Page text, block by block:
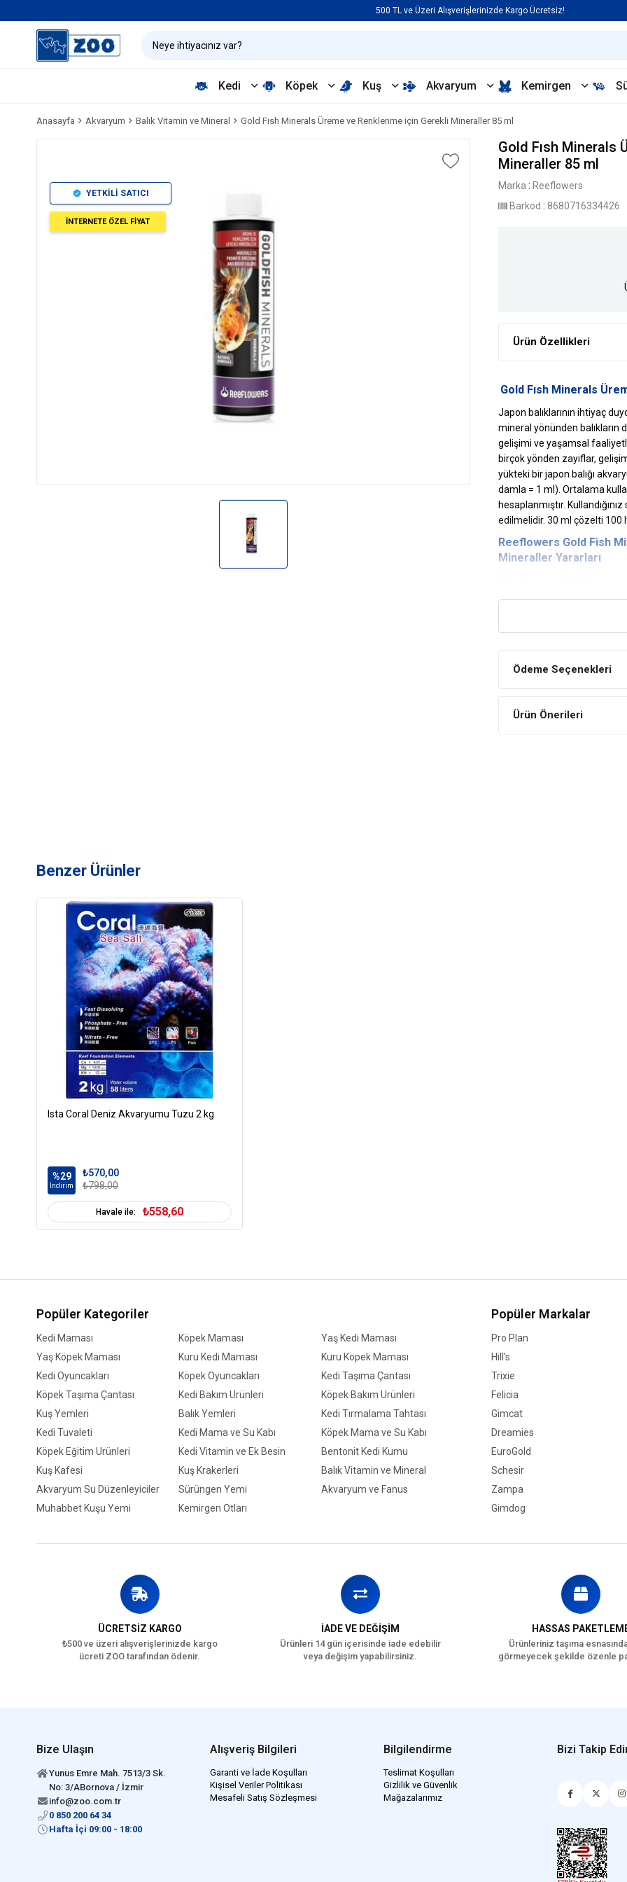
500 TL ve Üzeri Alışverişlerinizde Kargo Ücretsiz!
Kedi Köpek Kuş Akvaryum Kemirgen
Anasayfa Akvaryum Balık Vitamin ve Mineral Gold Fısh Minerals Üreme ve Renklenme için Gerekli Mineraller 85 ml
YETKİLİ SATICI
İNTERNETE ÖZEL FİYAT
Gold Fısh Minerals
Mineraller 85 ml
Marka : Reeflowers
Barkod : 8680716334426
Ürün Özellikleri
Gold Fısh Minerals
Japon balıklarının ihtiyaç
mineral yönünden balıkların
gelişimi ve yaşamsal
birçok yönden zayıflar,
yükteki bir japon balığı
damla = 1 ml). Ortalama
hesaplanmıştır.
edilmelidir. 30 ml çözelti 100
Reeflowers Gold Fish
Mineraller Yararları
Doğal yaşam ortamının
renklerinin daha canlı
Gerekilen miktarda verildiği
Ödeme Seçenekleri
Ürün Önerileri
Benzer Ürünler
Ista Coral Deniz Akvaryumu Tuzu 2 kg
%29
İndirim
₺570,00
₺798,00
Havale ile: ₺558,60
Popüler Kategoriler
Kedi Maması Köpek Maması
Yaş Kedi Maması
Yaş Köpek Maması
Kuru Kedi Maması
Kuru Köpek Maması
Kedi Oyuncakları
Köpek Oyuncakları
Kedi Taşıma Çantası
Köpek Taşıma Çantası
Kedi Bakım Ürünleri
Köpek Bakım Ürünleri
Kuş Yemleri
Balık Yemleri
Kedi Tırmalama Tahtası
Kedi Tuvaleti
Kedi Mama ve Su Kabı
Köpek Mama ve Su Kabı
Köpek Eğitim Ürünleri
Kedi Vitamin ve Ek Besin
Bentonit Kedi Kumu
Kuş Kafesi
Kuş Krakerleri
Balık Vitamin ve Mineral
Akvaryum Su Düzenleyiciler
Sürüngen Yemi
Akvaryum ve Fanus
Muhabbet Kuşu Yemi
Kemirgen Otları
Popüler Markalar
Pro Plan
Hill's
Trixie
Felicia
Gimcat
Dreamies
EuroGold
Schesir
Zampa
Gimdog
ÜCRETSİZ KARGO
₺500 ve üzeri alışverişlerinizde kargo
ücreti ZOO tarafından ödenir.
İADE VE DEĞİŞİM
Ürünleri 14 gün içerisinde iade edebilir
veya değişim yapabilirsiniz.
HASSAS
Ürünleriniz taşıma
görmeyecek şekilde özenle
Bize Ulaşın
Yunus Emre Mah. 7513/3 Sk.
No: 3/ABornova / İzmir
info@zoo.com.tr
0 850 200 64 34
Hafta İçi 09:00 - 18:00
Alışveriş Bilgileri
Garanti ve İade Koşulları
Kişisel Veriler Politikası
Mesafeli Satış Sözleşmesi
Bilgilendirme
Teslimat Koşulları
Gizlilik ve Güvenlik
Mağazalarımız
Bizi Takip